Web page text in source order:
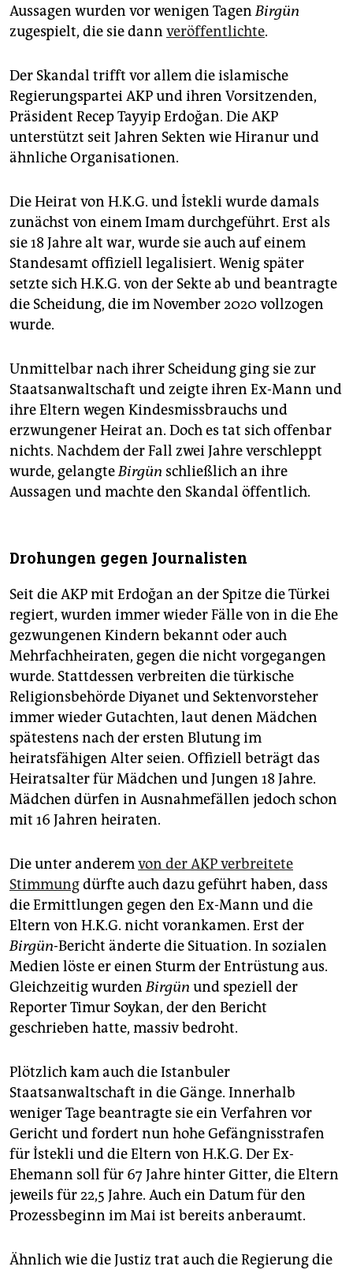
Aussagen wurden vor wenigen TagenBirgün
zugespielt, die sie dann veröffentlichte.
Der Skandal trifft vor allem die islamische
Regierungspartei AKP und ihren Vorsitzenden,
Präsident Recep Tayyip Erdoğan. Die AKP
unterstützt seit Jahren Sekten wie Hiranur und
ähnliche Organisationen.
Die Heirat von H.K.G. und İstekli wurde damals
zunächst von einem Imam durchgeführt. Erst als
sie 18 Jahre alt war, wurde sie auch auf einem
Standesamt offiziell legalisiert. Wenig später
setzte sich H.K.G. von der Sekte ab und beantragte
die Scheidung, die im November 2020 vollzogen
wurde.
Unmittelbar nach ihrer Scheidung ging sie zur
Staatsanwaltschaft und zeigte ihren Ex-Mann und
ihre Eltern wegen Kindesmissbrauchs und
erzwungener Heirat an. Doch es tat sich offenbar
nichts. Nachdem der Fall zwei Jahre verschleppt
wurde, gelangteBirgün schließlich an ihre
Aussagen und machte den Skandal öffentlich.
Drohungen gegen Journalisten
Seit die AKP mit Erdoğan an der Spitze die Türkei
regiert, wurden immer wieder Fälle von in die Ehe
gezwungenen Kindern bekannt oder auch
Mehrfachheiraten, gegen die nicht vorgegangen
wurde. Stattdessen verbreiten die türkische
Religionsbehörde Diyanet und Sektenvorsteher
immer wieder Gutachten, laut denen Mädchen
spätestens nach der ersten Blutung im
heiratsfähigen Alter seien. Offiziell beträgt das
Heiratsalter für Mädchen und Jungen 18 Jahre.
Mädchen dürfen in Ausnahmefällen jedoch schon
mit 16 Jahren heiraten.
Die unter anderemvon der AKP verbreitete
Stimmungdürfte auch dazu geführt haben, dass
die Ermittlungen gegen den Ex-Mann und die
Eltern von H.K.G. nicht vorankamen. Erst der
Birgün-Bericht änderte die Situation. In sozialen
Medien löste er einen Sturm der Entrüstung aus.
Gleichzeitig wurdenBirgün und speziell der
Reporter Timur Soykan, der den Bericht
geschrieben hatte, massiv bedroht.
Plötzlich kam auch die Istanbuler
Staatsanwaltschaft in die Gänge. Innerhalb
weniger Tage beantragte sie ein Verfahren vor
Gericht und fordert nun hohe Gefängnisstrafen
für İstekli und die Eltern von H.K.G. Der Ex-
Ehemann soll für 67 Jahre hinter Gitter, die Eltern
jeweils für 22,5 Jahre. Auch ein Datum für den
Prozessbeginn im Mai ist bereits anberaumt.
Ähnlich wie die Justiz trat auch die Regierung die